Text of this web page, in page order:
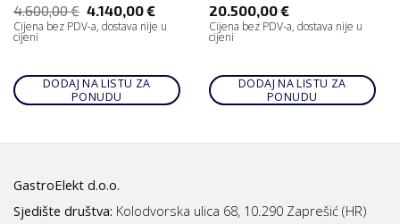
4.600,00€ 4.140,00€
Cijena bez PDV-a, dostava nije u
cijeni
DODAJ NA LISTU ZA
PONUDU
20.500,00€
Cijena bez PDV-a, dostava nije u
cijeni
DODAJ NA LISTU ZA
PONUDU
GastroElekt d.o.o.
Sjedište društva: Kolodvorska ulica 68, 10.290 Zaprešić (HR)